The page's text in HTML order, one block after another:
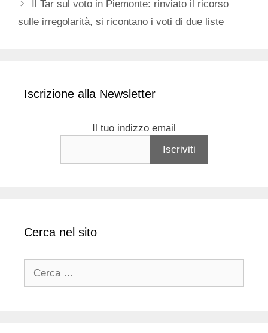
Il Tar sul voto in Piemonte: rinviato il ricorso
sulle irregolarità, si ricontano i voti di due liste
Iscrizione alla Newsletter
Il tuo indizzo email
Cerca nel sito